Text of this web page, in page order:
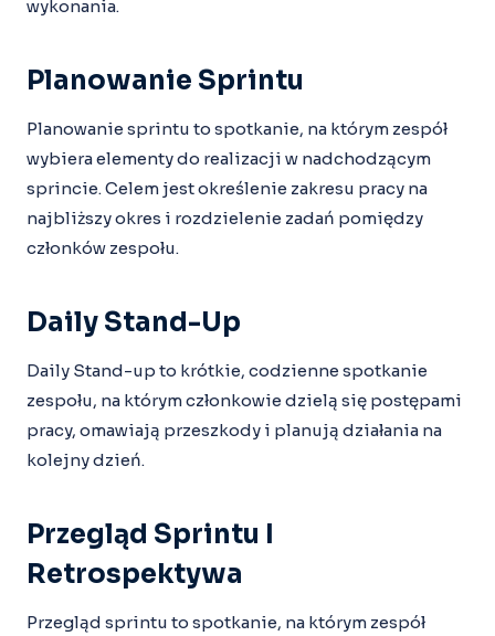
wykonania.
Planowanie Sprintu
Planowanie sprintu to spotkanie, na którym zespół
wybiera elementy do realizacji w nadchodzącym
sprincie. Celem jest określenie zakresu pracy na
najbliższy okres i rozdzielenie zadań pomiędzy
członków zespołu.
Daily Stand-Up
Daily Stand-up to krótkie, codzienne spotkanie
zespołu, na którym członkowie dzielą się postępami
pracy, omawiają przeszkody i planują działania na
kolejny dzień.
Przegląd Sprintu I
Retrospektywa
Przegląd sprintu to spotkanie, na którym zespół